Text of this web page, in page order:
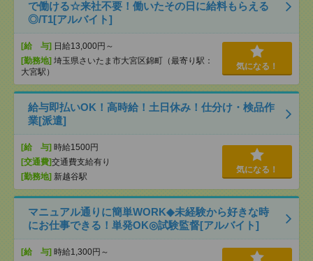
で働ける☆来社不要！働いたその日に給料もらえる
◎/T1[アルバイト]
[給 与] 日給13,000円～
[勤務地] 埼玉県さいたま市大宮区錦町（最寄り駅：
大宮駅）
気になる！
給与即払いOK！高時給！土日休み！仕分け・検品作
業[派遣]
[給 与] 時給1500円
[交通費]交通費支給有り
[勤務地] 新越谷駅
気になる！
マニュアル通りに簡単WORK◆未経験から好きな時
にお仕事できる！単発OK◎試験監督[アルバイト]
[給 与] 時給1,300円～